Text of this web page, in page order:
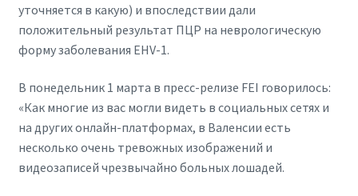
уточняется в какую) и впоследствии дали
положительный результат ПЦР на неврологическую
форму заболевания EHV-1.
В понедельник 1 марта в пресс-релизе FEI говорилось:
«Как многие из вас могли видеть в социальных сетях и
на других онлайн-платформах, в Валенсии есть
несколько очень тревожных изображений и
видеозаписей чрезвычайно больных лошадей.